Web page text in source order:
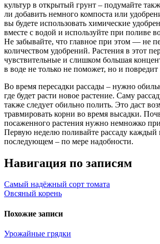
культур в открытый грунт – подумайте
ли добавить немного компоста или
вы будете использовать химические
вместе с водой и используйте при поливе
Не забывайте, что главное при этом — не
количеством удобрений. Растения в этот
чувствительные и слишком большая
в воде не только не поможет, но и повредит
Во время пересадки рассады – нужно
где будет расти новое растение. Саму
также следует обильно полить. Это даст
травмировать корни во время высадки.
посаженного растения нужно немножко
Первую неделю поливайте рассаду каждый
последующем – по мере надобности.
Навигация по записям
Самый надёжный сорт томата
Овсяный корень
Похожие записи
Урожайные грядки